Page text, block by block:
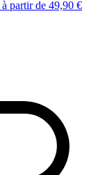
à partir de 49,90 €